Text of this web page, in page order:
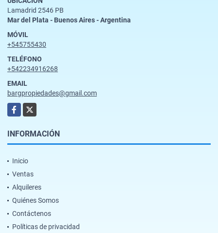
Lamadrid 2546 PB
Mar del Plata - Buenos Aires - Argentina
MÓVIL
+545755430
TELÉFONO
+542234916268
EMAIL
bargpropiedades@gmail.com
Facebook
X
INFORMACIÓN
Inicio
Ventas
Alquileres
Quiénes Somos
Contáctenos
Políticas de privacidad